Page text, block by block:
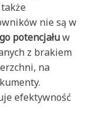
nie są w
potencjałuw
z brakiem
na
efektywność